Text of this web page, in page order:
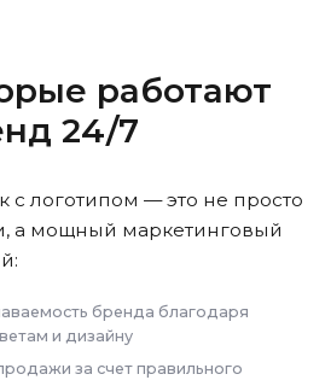
работают
24/7
с логотипом — это не просто
а мощный маркетинговый
бренда благодаря
и дизайну
за счет правильного